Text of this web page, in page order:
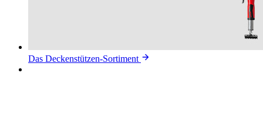
Das Deckenstützen-Sortiment